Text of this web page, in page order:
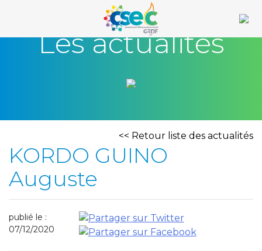
Les actualités
KORDO GUINO
Auguste
<< Retour liste des actualités
publié le :
07/12/2020